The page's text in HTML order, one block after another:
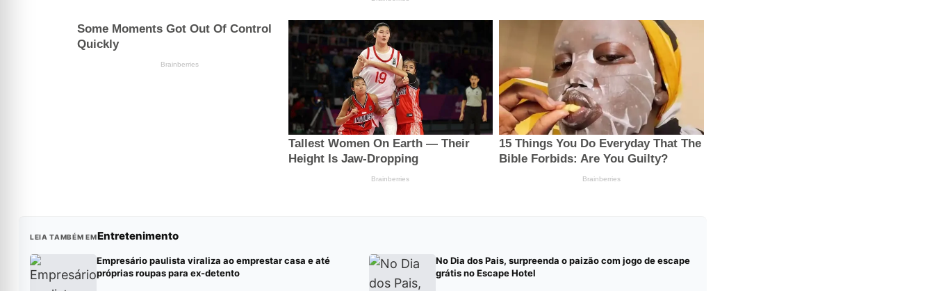
LEIA TAMBÉM EMEntretenimento
Empresário paulista viraliza ao emprestar casa e até
próprias roupas para ex-detento
No Dia dos Pais, surpreenda o paizão com jogo de escape
grátis no Escape Hotel